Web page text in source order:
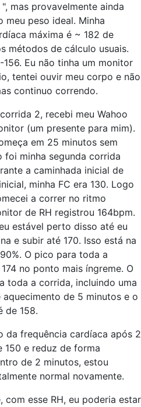
mas provavelmente ainda
meu peso ideal. Minha
máxima é ~ 182 de
métodos de cálculo usuais.
156. Eu não tinha um monitor
tentei ouvir meu corpo e não
continuo correndo.
2, recebi meu Wahoo
(um presente para mim).
em 25 minutos sem
foi minha segunda corrida
a caminhada inicial de
minha FC era 130. Logo
a correr no ritmo
de RH registrou 164bpm.
estável perto disso até eu
e subir até 170. Isso está na
O pico para toda a
no ponto mais íngreme. O
toda a corrida, incluindo uma
aquecimento de 5 minutos e o
de 158.
da frequência cardíaca após 2
150 e reduz de forma
de 2 minutos, estou
normal novamente.
com esse RH, eu poderia estar